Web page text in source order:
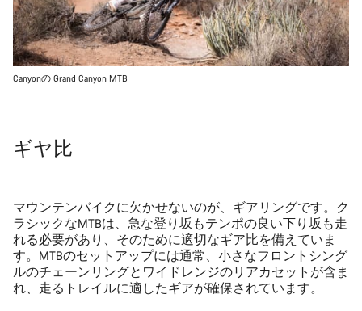
Canyonの Grand Canyon MTB
ギヤ比
マウンテンバイクに欠かせないのが、ギアリングです。ク
ラシックなMTBは、急な登り坂もテンポの良い下り坂も走
れる必要があり、そのために適切なギア比を備えていま
す。MTBのセットアップには通常、小さなフロントシング
ルのチェーンリングとワイドレンジのリアカセットが含ま
れ、走るトレイルに適したギアが確保されています。